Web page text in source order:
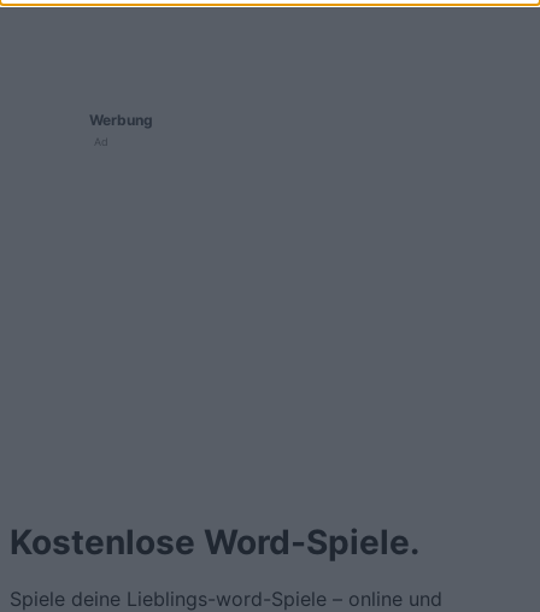
Werbung
Ad
Kostenlose Word-Spiele.
Spiele deine Lieblings-word-Spiele – online und